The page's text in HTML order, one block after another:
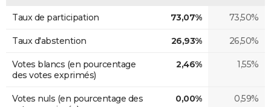
Taux de participation 73,07% 73,50%
Taux d'abstention 26,93% 26,50%
Votes blancs (en pourcentage
des votes exprimés)
2,46% 1,55%
Votes nuls (en pourcentage des
0,00% 0,59%